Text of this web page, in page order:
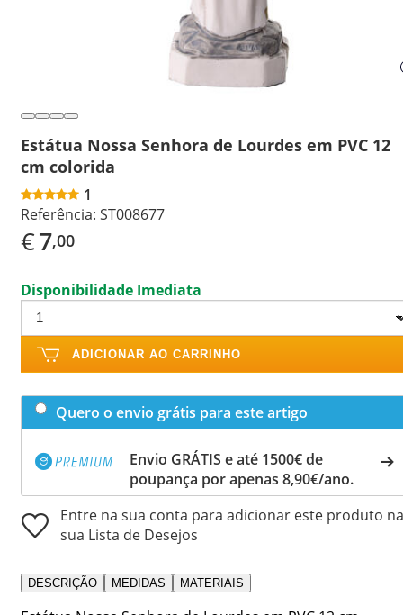
Estátua Nossa Senhora de Lourdes em PVC 12
cm colorida
1
Referência: ST008677
€7,00
Disponibilidade Imediata
ADICIONAR AO CARRINHO
Quero o envio grátis para este artigo
Envio GRÁTIS e até 1500€ de
poupança por apenas 8,90€/ano.
Entre na sua conta para adicionar este produto na
sua Lista de Desejos
DESCRIÇÃO MEDIDAS MATERIAIS